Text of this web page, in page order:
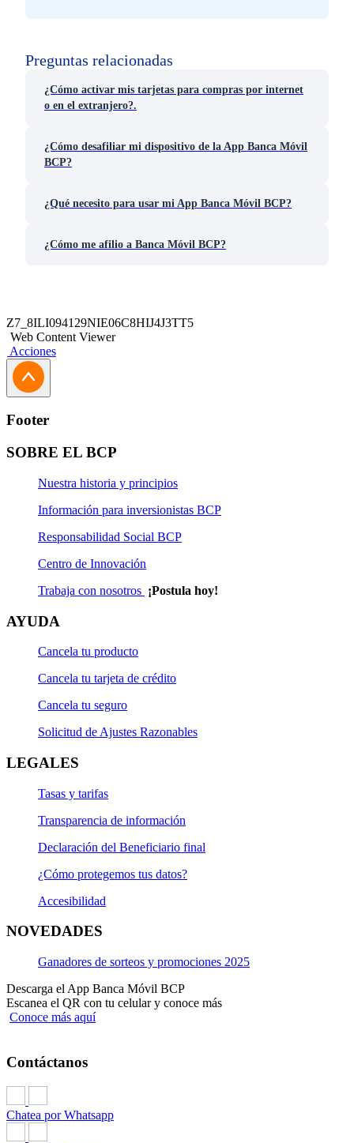
Preguntas relacionadas
¿Cómo activar mis tarjetas para compras por internet
o en el extranjero?.
¿Cómo desafiliar mi dispositivo de la App Banca Móvil
BCP?
¿Qué necesito para usar mi App Banca Móvil BCP?
¿Cómo me afilio a Banca Móvil BCP?
Z7_8ILI094129NIE06C8HIJ4J3TT5
Web Content Viewer
Acciones
Footer
SOBRE EL BCP
Nuestra historia y principios
Información para inversionistas BCP
Responsabilidad Social BCP
Centro de Innovación
Trabaja con nosotros ¡Postula hoy!
AYUDA
Cancela tu producto
Cancela tu tarjeta de crédito
Cancela tu seguro
Solicitud de Ajustes Razonables
LEGALES
Tasas y tarifas
Transparencia de información
Declaración del Beneficiario final
¿Cómo protegemos tus datos?
Accesibilidad
NOVEDADES
Ganadores de sorteos y promociones 2025
Descarga el App Banca Móvil BCP
Escanea el QR con tu celular y conoce más
Conoce más aquí
Contáctanos
Chatea por Whatsapp